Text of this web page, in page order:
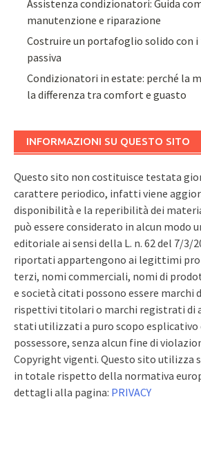
Assistenza condizionatori: Guida
manutenzione e riparazione
Costruire un portafoglio solido con i
passiva
Condizionatori in estate: perché la
la differenza tra comfort e guasto
INFORMAZIONI SU QUESTO SITO
Questo sito non costituisce testata
carattere periodico, infatti viene
disponibilità e la reperibilità dei
può essere considerato in alcun modo
editoriale ai sensi della L. n. 62 del 7/3/
riportati appartengono ai legittimi
terzi, nomi commerciali, nomi di
e società citati possono essere marchi
rispettivi titolari o marchi registrati di
stati utilizzati a puro scopo esplicativo
possessore, senza alcun fine di
Copyright vigenti. Questo sito utilizza
in totale rispetto della normativa
dettagli alla pagina: PRIVACY